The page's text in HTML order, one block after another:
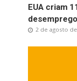
EUA criam
2 de agosto